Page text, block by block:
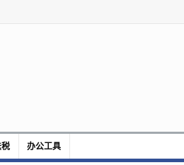
办公工具